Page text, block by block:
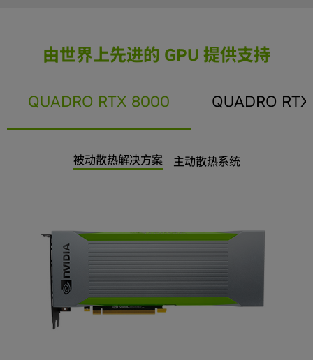
由世界上先进的 GPU 提供支持
QUADRO RTX 8000 QUADRO
被动散热解决方案 主动散热系统